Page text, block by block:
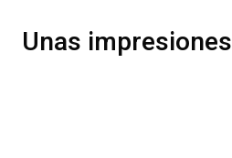
Unas impresiones